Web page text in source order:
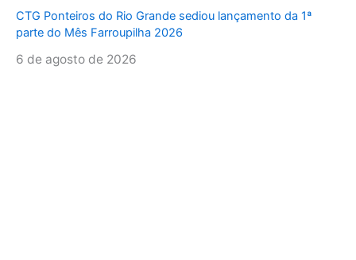
CTG Ponteiros do Rio Grande sediou lançamento da 1ª
parte do Mês Farroupilha 2026
6 de agosto de 2026